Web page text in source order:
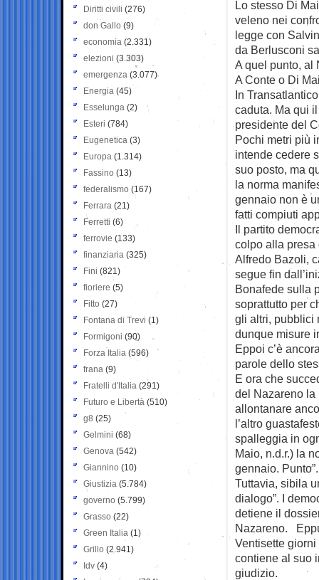
Lo stesso Di
veleno nei
legge con
da Berlusconi
A quel punto, al
A Conte o Di
In
caduta. Ma qui
presidente del
Pochi metri più
intende cedere
suo posto, ma
la norma
gennaio non è
fatti compiuti
Il partito
colpo alla presa
Alfredo Bazoli,
segue fin
Bonafede sulla
soprattutto per
gli altri, pubblici
dunque misure
Eppoi c’è
parole dello
E ora che
del Nazareno la
allontanare
l’altro
spalleggia in
Maio, n.d.r.) la
gennaio. Punto”.
Tuttavia, sibila
dialogo”. I
detiene il
Nazareno.
Ventisette
contiene al suo
giudizio.
Diritti civili (276)
don Gallo (9)
economia (2.331)
elezioni (3.303)
emergenza (3.077)
Energia (45)
Esselunga (2)
Esteri (784)
Eugenetica (3)
Europa (1.314)
Fassino (13)
federalismo (167)
Ferrara (21)
Ferretti (6)
ferrovie (133)
finanziaria (325)
Fini (821)
fioriere (5)
Fitto (27)
Fontana di Trevi (1)
Formigoni (90)
Forza Italia (596)
frana (9)
Fratelli d'Italia (291)
Futuro e Libertà (510)
g8 (25)
Gelmini (68)
Genova (542)
Giannino (10)
Giustizia (5.784)
governo (5.799)
Grasso (22)
Green Italia (1)
Grillo (2.941)
Idv (4)